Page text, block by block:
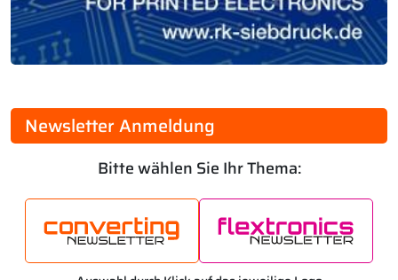
Newsletter Anmeldung
Bitte wählen Sie Ihr Thema: